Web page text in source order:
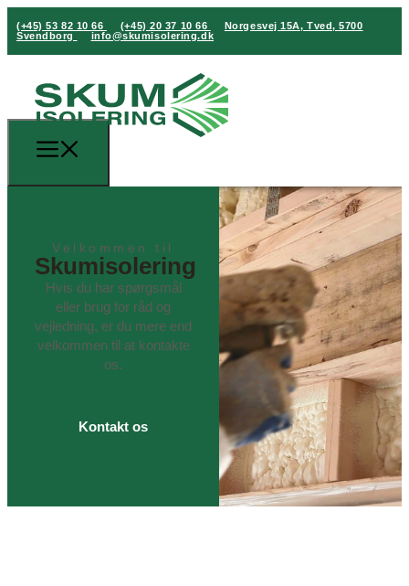
(+45) 53 82 10 66 (+45) 20 37 10 66
Norgesvej 15A, Tved, 5700
Svendborg
info@skumisolering.dk
Velkommen til
Skumisolering
Hvis du har spørgsmål
eller brug for råd og
vejledning, er du mere end
velkommen til at kontakte
os.
Kontakt os